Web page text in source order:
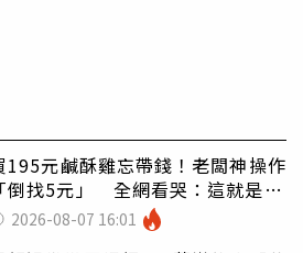
195元鹹酥雞忘帶錢！老闆神操作
「倒找5元」 全網看哭：這就是台
2026-08-07 16:01